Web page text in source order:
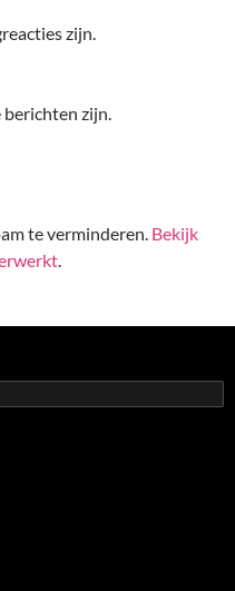
zijn.
berichten zijn.
te verminderen. Bekijk
.